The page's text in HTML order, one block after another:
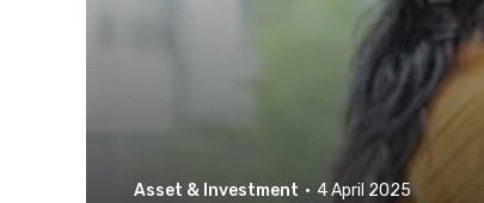
Asset & Investment · 4 April 2025